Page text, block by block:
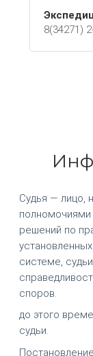
8(34271)
Судья — лицо,
решений по
системе,
споров.
до этого
судьи.